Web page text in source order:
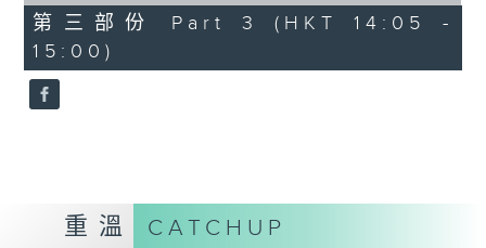
0
seconds
第三部份 Part 3 (HKT 14:05 -
15:00)
重溫 CATCHUP